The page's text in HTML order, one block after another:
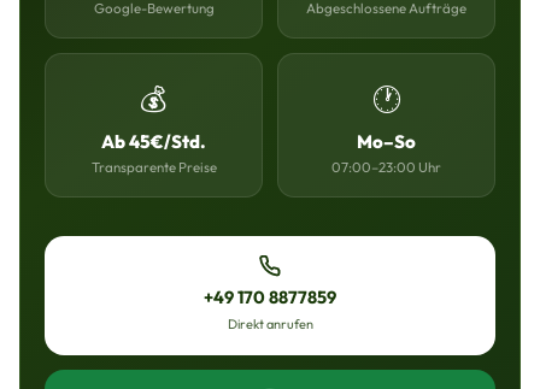
Google-Bewertung Abgeschlossene Aufträge
💰
Ab 45€/Std.
Transparente Preise
🕐
Mo–So
07:00–23:00 Uhr
+49 170 8877859
Direkt anrufen